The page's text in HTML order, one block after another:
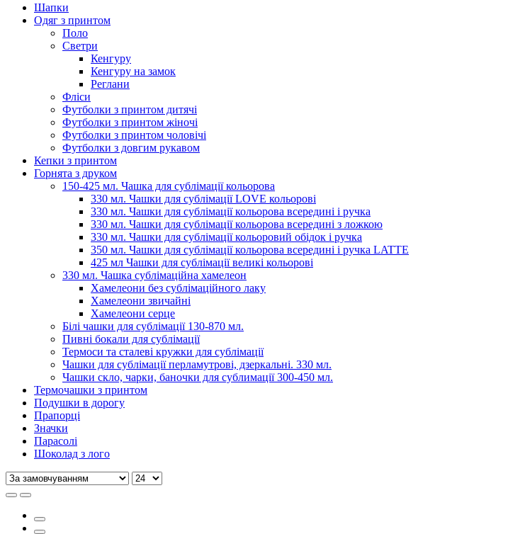
Шапки
Одяг з принтом
Поло
Светри
Кенгуру
Кенгуру на замок
Реглани
Фліси
Футболки з принтом дитячі
Футболки з принтом жіночі
Футболки з принтом чоловічі
Футболки з довгим рукавом
Кепки з принтом
Горнята з друком
150-425 мл. Чашка для сублімації кольорова
330 мл. Чашки для сублімації LOVE кольорові
330 мл. Чашки для сублімації кольорова всередині і ручка
330 мл. Чашки для сублімації кольорова всередині з ложкою
330 мл. Чашки для сублімації кольоровий обідок і ручка
350 мл. Чашки для сублімації кольорова всередині і ручка LATTE
425 мл Чашки для сублімації великі кольорові
330 мл. Чашка сублімаційна хамелеон
Хамелеони без сублімаційного лаку
Хамелеони звичайні
Хамелеони серце
Білі чашки для сублімації 130-870 мл.
Пивні бокали для сублімації
Термоси та сталеві кружки для сублімації
Чашки для сублімації перламутрові, дзеркальні. 330 мл.
Чашки скло, чарки, баночки для сублимації 300-450 мл.
Термочашки з принтом
Подушки в дорогу
Прапорці
Значки
Парасолі
Шоколад з лого